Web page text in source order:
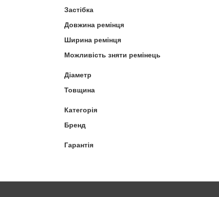
Застібка
Довжина ремінця
Ширина ремінця
Можливість зняти ремінець
Діаметр
Товщина
Категорія
Бренд
Гарантія